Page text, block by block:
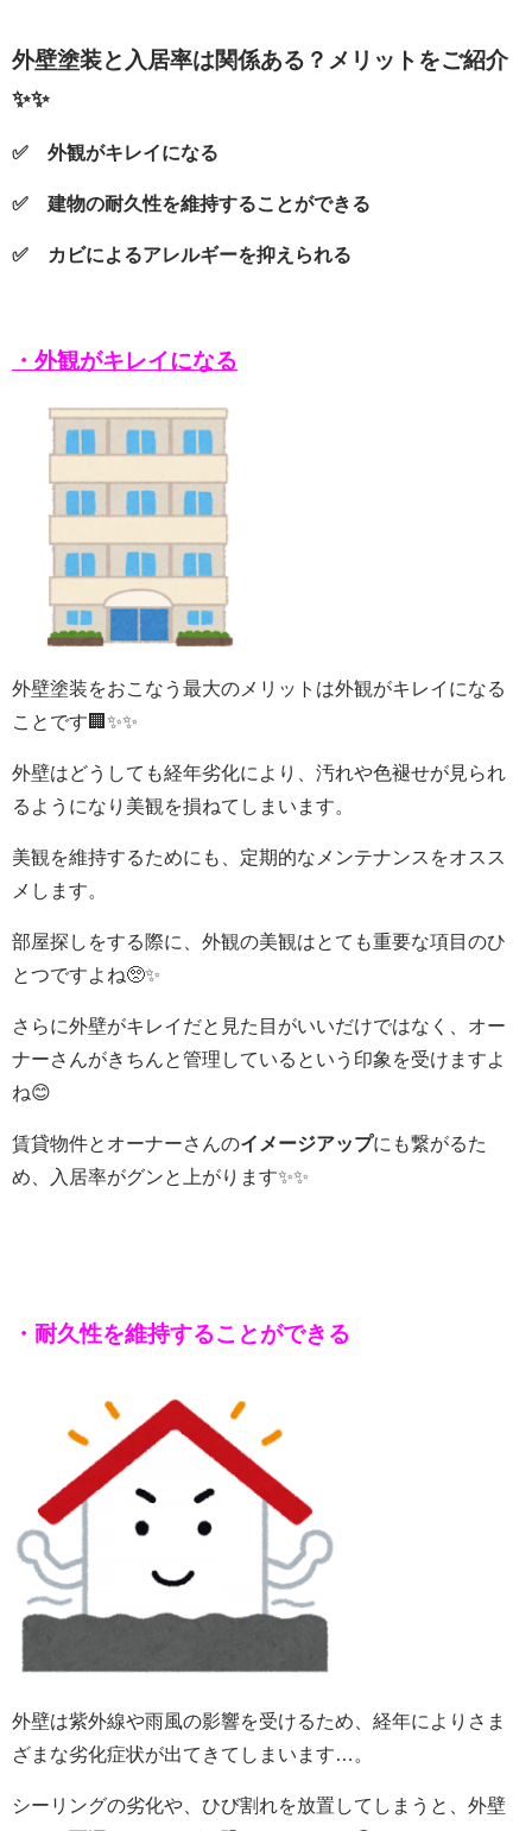
外壁塗装と入居率は関係ある？メリットをご紹介
✨✨
✅ 外観がキレイになる
✅ 建物の耐久性を維持することができる
✅ カビによるアレルギーを抑えられる
・外観がキレイになる
外壁塗装をおこなう最大のメリットは外観がキレイになる
ことです🏢✨✨
外壁はどうしても経年劣化により、汚れや色褪せが見られ
るようになり美観を損ねてしまいます。
美観を維持するためにも、定期的なメンテナンスをオスス
メします。
部屋探しをする際に、外観の美観はとても重要な項目のひ
とつですよね🥺✨
さらに外壁がキレイだと見た目がいいだけではなく、オー
ナーさんがきちんと管理しているという印象を受けますよ
ね😊
賃貸物件と オーナーさんのイメージアップにも繋がるた
め、入居率がグンと上がります✨✨
・耐久性を維持することができる
外壁は紫外線や雨風の影響を受けるため、経年によりさま
ざまな劣化症状が出てきてしまいます…。
シーリングの劣化や、ひび割れを放置してしまうと、外壁